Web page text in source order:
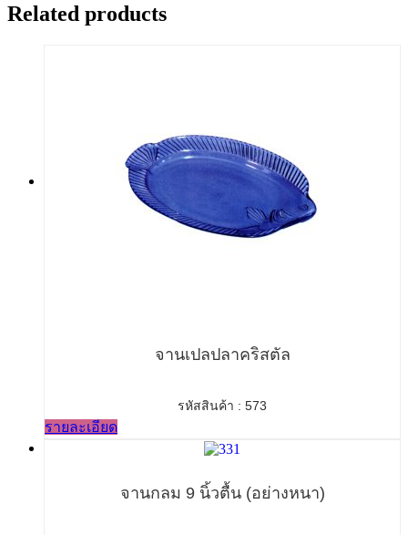
Related products
จานเปลปลาคริสตัล
รหัสสินค้า : 573
รายละเอียด
จานกลม 9 นิ้วตื้น (อย่างหนา)